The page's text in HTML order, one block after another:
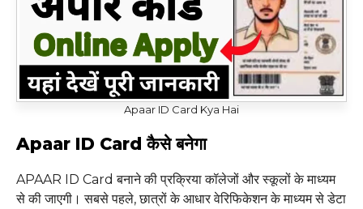
Apaar ID Card Kya Hai
Apaar ID Card कैसे बनेगा
APAAR ID Card बनाने की प्रक्रिया कॉलेजों और स्कूलों के माध्यम
से की जाएगी। सबसे पहले, छात्रों के आधार वेरिफिकेशन के माध्यम से डेटा